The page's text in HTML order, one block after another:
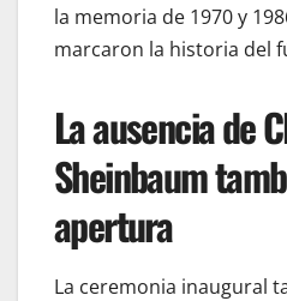
la memoria de 1970 y
marcaron la historia del
La ausencia de
Sheinbaum
apertura
La ceremonia inaugural